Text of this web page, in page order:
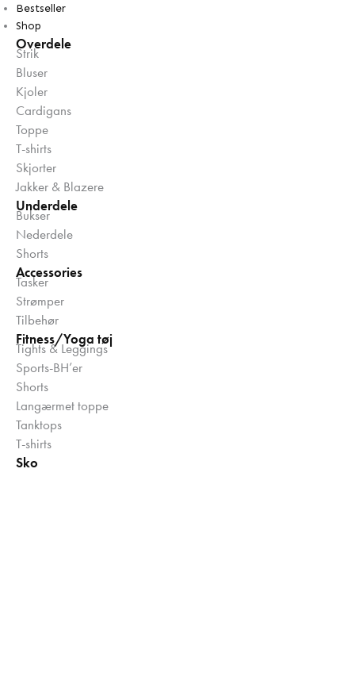
Bestseller
Shop
Overdele
Strik
Bluser
Kjoler
Cardigans
Toppe
T-shirts
Skjorter
Jakker & Blazere
Underdele
Bukser
Nederdele
Shorts
Accessories
Tasker
Strømper
Tilbehør
Fitness/Yoga tøj
Tights & Leggings
Sports-BH’er
Shorts
Langærmet toppe
Tanktops
T-shirts
Sko